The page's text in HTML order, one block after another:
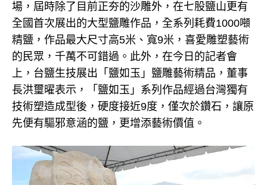
場，屆時除了目前正夯的沙雕外，在七股鹽山更有
全國首次展出的大型鹽雕作品，全系列耗費1000噸
精鹽，作品最大尺寸高5米、寬9米，喜愛雕塑藝術
的民眾，千萬不可錯過。此外，在今日的記者會
上，台鹽生技展出「鹽如玉」鹽雕藝術精品，董事
長洪璽曜表示，「鹽如玉」系列作品經過台灣獨有
技術塑造成型後，硬度接近9度，僅次於鑽石，讓原
先便有驅邪意涵的鹽，更增添藝術價值。